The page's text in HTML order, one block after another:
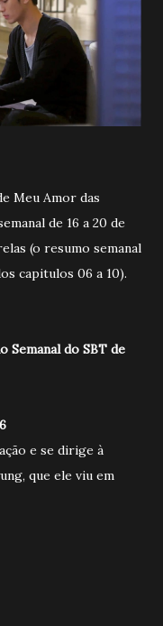
Meu Amor das
de 16 a 20 de
(o resumo semanal
capitulos 06 a 10).
Semanal do SBT de
e se dirige à
que ele viu em